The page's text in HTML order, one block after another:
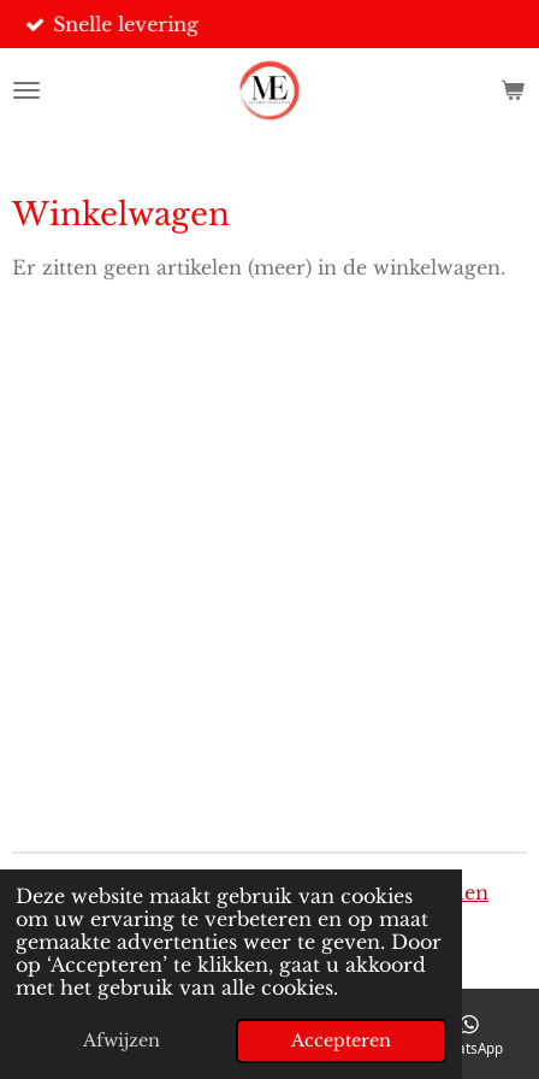
Deze website maakt gebruik van cookies
om uw ervaring te verbeteren en op maat
gemaakte advertenties weer te geven. Door
op ‘Accepteren’ te klikken, gaat u akkoord
met het gebruik van alle cookies.
Afwijzen Accepteren
Ga
direct
naar
Winkelwagen
Er zitten geen artikelen (meer) in de winkelwagen.
Privacy verklaring-Algemene voorwaarden
© 2024 - 2026 M&E Automotive en Design
Powered by JouwWeb
E-mailadres Kaart WhatsApp